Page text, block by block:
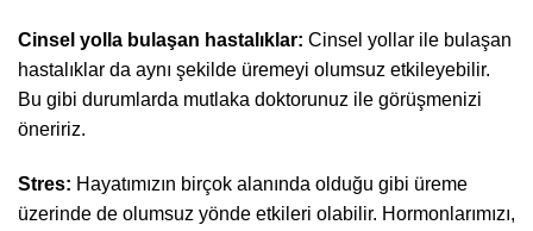
Cinsel yolla bulaşan hastalıklar: Cinsel yollar ile bulaşan
hastalıklar da aynı şekilde üremeyi olumsuz etkileyebilir.
Bu gibi durumlarda mutlaka doktorunuz ile görüşmenizi
öneririz.
Stres: Hayatımızın birçok alanında olduğu gibi üreme
üzerinde de olumsuz yönde etkileri olabilir. Hormonlarımızı,